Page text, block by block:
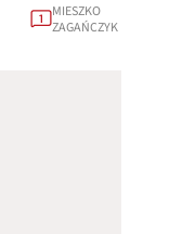
1
MIESZKO
ZAGAŃCZYK